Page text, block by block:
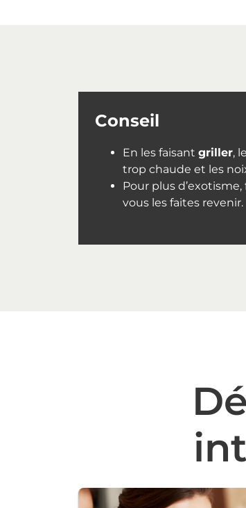
Conseil
En les faisant griller,
trop chaude et les
Pour plus d’exotisme,
vous les faites revenir.